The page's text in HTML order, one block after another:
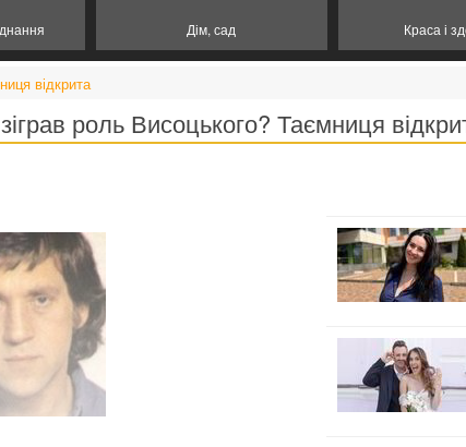
Дім, сад Краса і
відкрита
роль Висоцького? Таємниця